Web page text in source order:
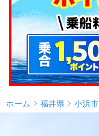
ホーム 福井県 小浜市